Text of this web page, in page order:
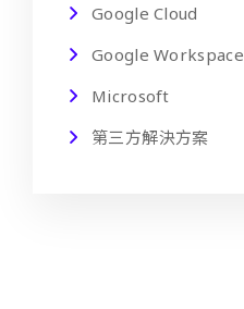
Google Cloud
Google Workspace
Microsoft
第三方解決方案